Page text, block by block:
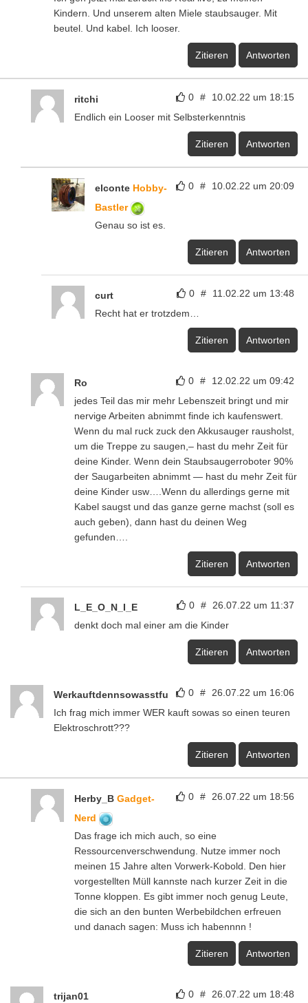
Kindern. Und unserem alten Miele staubsauger. Mit
beutel. Und kabel. Ich looser.
Zitieren Antworten
0 # 10.02.22 um 18:15
ritchi
Endlich ein Looser mit Selbsterkenntnis
Zitieren Antworten
0 # 10.02.22 um 20:09
elconte Hobby-
Bastler
Genau so ist es.
Zitieren Antworten
0 # 11.02.22 um 13:48
curt
Recht hat er trotzdem…
Zitieren Antworten
0 # 12.02.22 um 09:42
Ro
jedes Teil das mir mehr Lebenszeit bringt und mir
nervige Arbeiten abnimmt finde ich kaufenswert.
Wenn du mal ruck zuck den Akkusauger rausholst,
um die Treppe zu saugen,– hast du mehr Zeit für
deine Kinder. Wenn dein Staubsaugerroboter 90%
der Saugarbeiten abnimmt — hast du mehr Zeit für
deine Kinder usw….Wenn du allerdings gerne mit
Kabel saugst und das ganze gerne machst (soll es
auch geben), dann hast du deinen Weg
gefunden….
Zitieren Antworten
0 # 26.07.22 um 11:37
L_E_O_N_I_E
denkt doch mal einer am die Kinder
Zitieren Antworten
0 # 26.07.22 um 16:06
Werkauftdennsowasstfu
Ich frag mich immer WER kauft sowas so einen teuren
Elektroschrott???
Zitieren Antworten
0 # 26.07.22 um 18:56
Herby_B Gadget-
Nerd
Das frage ich mich auch, so eine
Ressourcenverschwendung. Nutze immer noch
meinen 15 Jahre alten Vorwerk-Kobold. Den hier
vorgestellten Müll kannste nach kurzer Zeit in die
Tonne kloppen. Es gibt immer noch genug Leute,
die sich an den bunten Werbebildchen erfreuen
und danach sagen: Muss ich habennnn !
Zitieren Antworten
0 # 26.07.22 um 18:48
trijan01